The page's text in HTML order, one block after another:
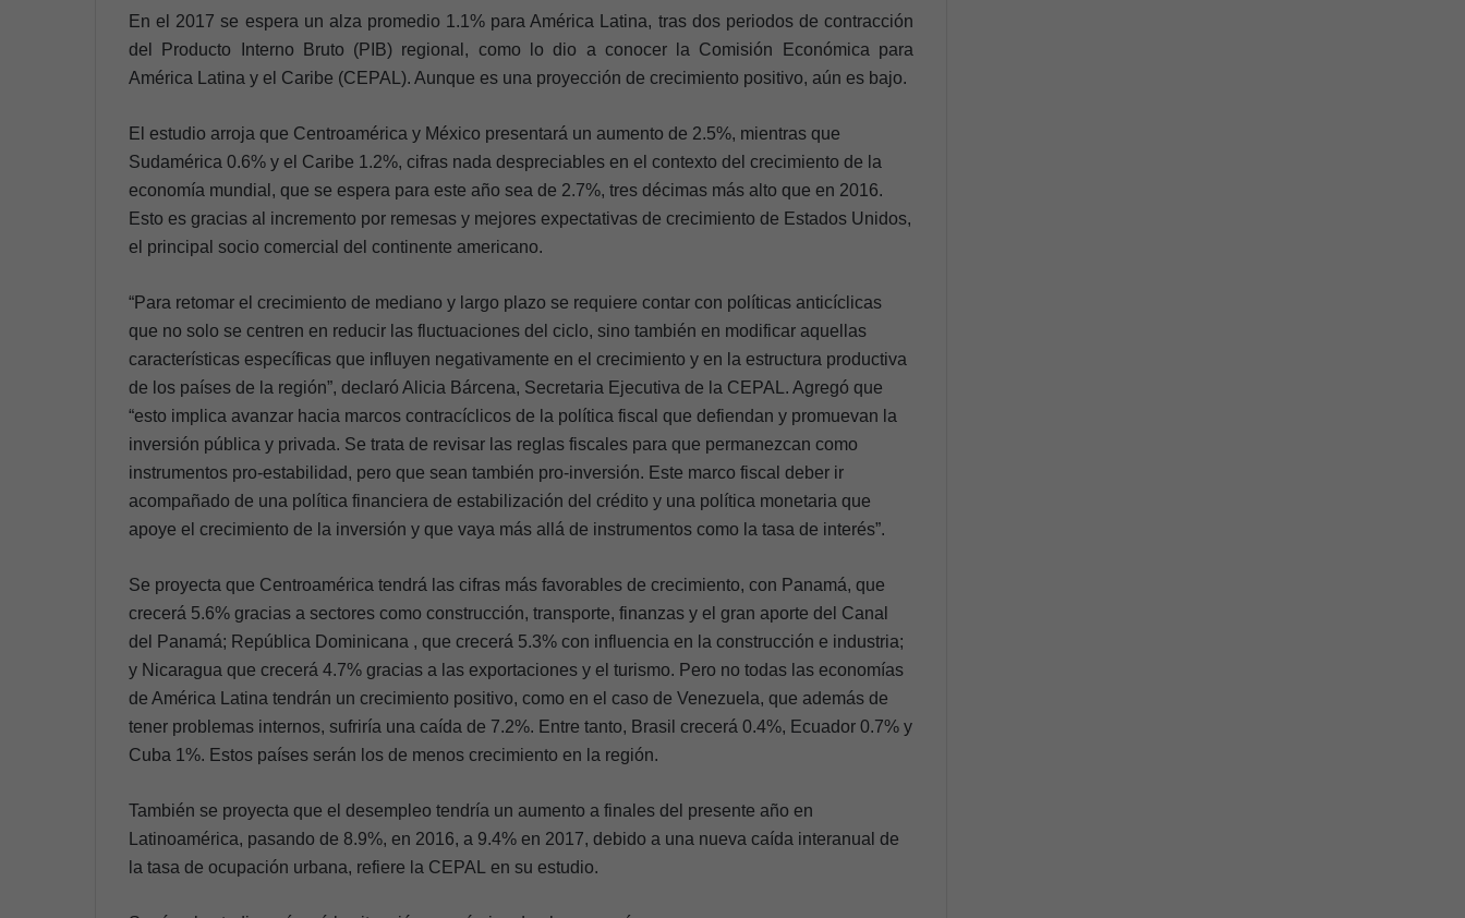
En el 2017 se espera un alza promedio 1.1% para América Latina, tras dos periodos de contracción
del Producto Interno Bruto (PIB) regional, como lo dio a conocer la Comisión Económica para
América Latina y el Caribe (CEPAL). Aunque es una proyección de crecimiento positivo, aún es bajo.
El estudio arroja que Centroamérica y México presentará un aumento de 2.5%, mientras que
Sudamérica 0.6% y el Caribe 1.2%, cifras nada despreciables en el contexto del crecimiento de la
economía mundial, que se espera para este año sea de 2.7%, tres décimas más alto que en 2016.
Esto es gracias al incremento por remesas y mejores expectativas de crecimiento de Estados Unidos,
el principal socio comercial del continente americano.
“Para retomar el crecimiento de mediano y largo plazo se requiere contar con políticas anticíclicas
que no solo se centren en reducir las fluctuaciones del ciclo, sino también en modificar aquellas
características específicas que influyen negativamente en el crecimiento y en la estructura productiva
de los países de la región”, declaró Alicia Bárcena, Secretaria Ejecutiva de la CEPAL. Agregó que
“esto implica avanzar hacia marcos contracíclicos de la política fiscal que defiendan y promuevan la
inversión pública y privada. Se trata de revisar las reglas fiscales para que permanezcan como
instrumentos pro-estabilidad, pero que sean también pro-inversión. Este marco fiscal deber ir
acompañado de una política financiera de estabilización del crédito y una política monetaria que
apoye el crecimiento de la inversión y que vaya más allá de instrumentos como la tasa de interés”.
Se proyecta que Centroamérica tendrá las cifras más favorables de crecimiento, con Panamá, que
crecerá 5.6% gracias a sectores como construcción, transporte, finanzas y el gran aporte del Canal
del Panamá; República Dominicana , que crecerá 5.3% con influencia en la construcción e industria;
y Nicaragua que crecerá 4.7% gracias a las exportaciones y el turismo. Pero no todas las economías
de América Latina tendrán un crecimiento positivo, como en el caso de Venezuela, que además de
tener problemas internos, sufriría una caída de 7.2%. Entre tanto, Brasil crecerá 0.4%, Ecuador 0.7% y
Cuba 1%. Estos países serán los de menos crecimiento en la región.
También se proyecta que el desempleo tendría un aumento a finales del presente año en
Latinoamérica, pasando de 8.9%, en 2016, a 9.4% en 2017, debido a una nueva caída interanual de
la tasa de ocupación urbana, refiere la CEPAL en su estudio.